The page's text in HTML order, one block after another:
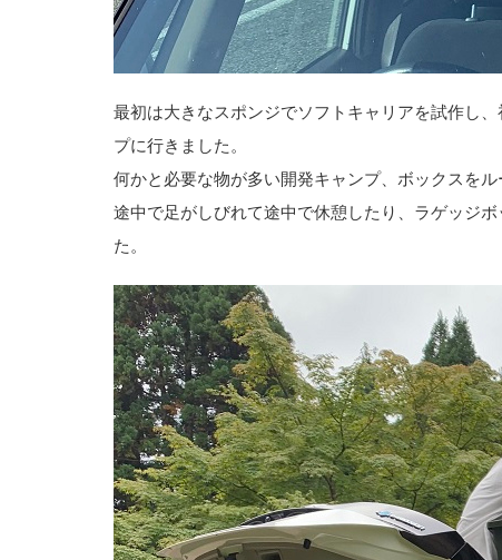
最初は大きなスポンジでソフトキャリアを試作し
プに行きました。
何かと必要な物が多い開発キャンプ、ボックスを
途中で足がしびれて途中で休憩したり、ラゲッジ
た。